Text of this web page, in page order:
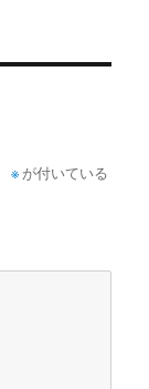
※ が付いている